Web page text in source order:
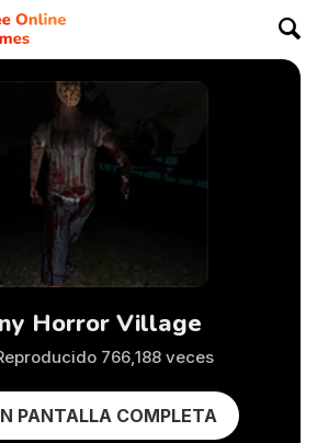
Horror Village
766,188 veces
PANTALLA COMPLETA